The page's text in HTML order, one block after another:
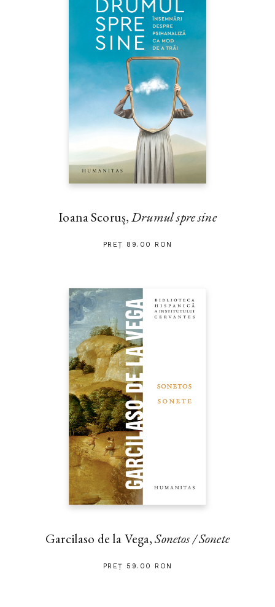
Ioana Scoruș,Drumul spre sine
PREȚ 89.00 RON
Garcilaso de la Vega,Sonetos / Sonete
PREȚ 59.00 RON